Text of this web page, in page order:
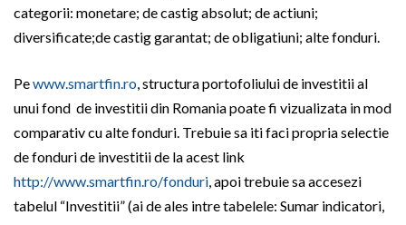
categorii: monetare; de castig absolut; de actiuni;
diversificate;de castig garantat; de obligatiuni; alte fonduri.
Pewww.smartfin.ro, structura portofoliului de investitii al
unui fond de investitii din Romania poate fi vizualizata in mod
comparativ cu alte fonduri. Trebuie sa iti faci propria selectie
de fonduri de investitii de la acest link
http://www.smartfin.ro/fonduri, apoi trebuie sa accesezi
tabelul “Investitii” (ai de ales intre tabelele: Sumar indicatori,